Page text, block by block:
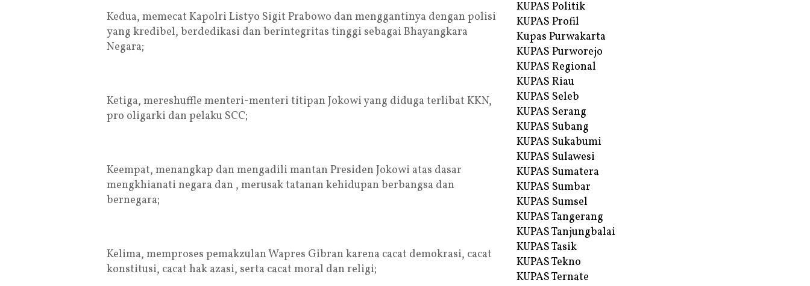
Kedua, memecat Kapolri Listyo Sigit Prabowo dan menggantinya dengan polisi
yang kredibel, berdedikasi dan berintegritas tinggi sebagai Bhayangkara
Negara;
Ketiga, mereshuffle menteri-menteri titipan Jokowi yang diduga terlibat KKN,
pro oligarki dan pelaku SCC;
Keempat, menangkap dan mengadili mantan Presiden Jokowi atas dasar
mengkhianati negara dan , merusak tatanan kehidupan berbangsa dan
bernegara;
Kelima, memproses pemakzulan Wapres Gibran karena cacat demokrasi, cacat
konstitusi, cacat hak azasi, serta cacat moral dan religi;
KUPAS Politik
KUPAS Profil
Kupas Purwakarta
KUPAS Purworejo
KUPAS Regional
KUPAS Riau
KUPAS Seleb
KUPAS Serang
KUPAS Subang
KUPAS Sukabumi
KUPAS Sulawesi
KUPAS Sumatera
KUPAS Sumbar
KUPAS Sumsel
KUPAS Tangerang
KUPAS Tanjungbalai
KUPAS Tasik
KUPAS Tekno
KUPAS Ternate